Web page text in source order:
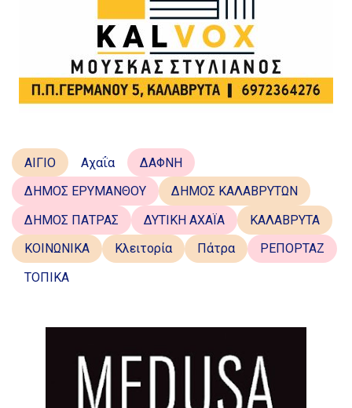
ΑΙΓΙΟ Αχαΐα
ΔΑΦΝΗ
ΔΗΜΟΣ ΕΡΥΜΑΝΘΟΥ
ΔΗΜΟΣ ΚΑΛΑΒΡΥΤΩΝ
ΔΗΜΟΣ ΠΑΤΡΑΣ
ΔΥΤΙΚΗ ΑΧΑΪΑ
ΚΑΛΑΒΡΥΤΑ
ΚΟΙΝΩΝΙΚΑ
Κλειτορία Πάτρα
ΡΕΠΟΡΤΑΖ
ΤΟΠΙΚΑ